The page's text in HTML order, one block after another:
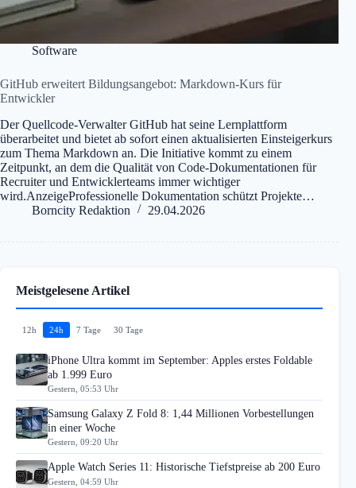
Software
GitHub erweitert Bildungsangebot: Markdown-Kurs für
Entwickler
Der Quellcode-Verwalter GitHub hat seine Lernplattform
überarbeitet und bietet ab sofort einen aktualisierten Einsteigerkurs
zum Thema Markdown an. Die Initiative kommt zu einem
Zeitpunkt, an dem die Qualität von Code-Dokumentationen für
Recruiter und Entwicklerteams immer wichtiger
wird.AnzeigeProfessionelle Dokumentation schützt Projekte…
Borncity Redaktion
29.04.2026
Meistgelesene Artikel
12h 24h 7 Tage 30 Tage
iPhone Ultra kommt im September: Apples erstes Foldable
ab 1.999 Euro
Gestern, 05:53 Uhr
Samsung Galaxy Z Fold 8: 1,44 Millionen Vorbestellungen
in einer Woche
Gestern, 09:20 Uhr
Apple Watch Series 11: Historische Tiefstpreise ab 200 Euro
Gestern, 04:59 Uhr